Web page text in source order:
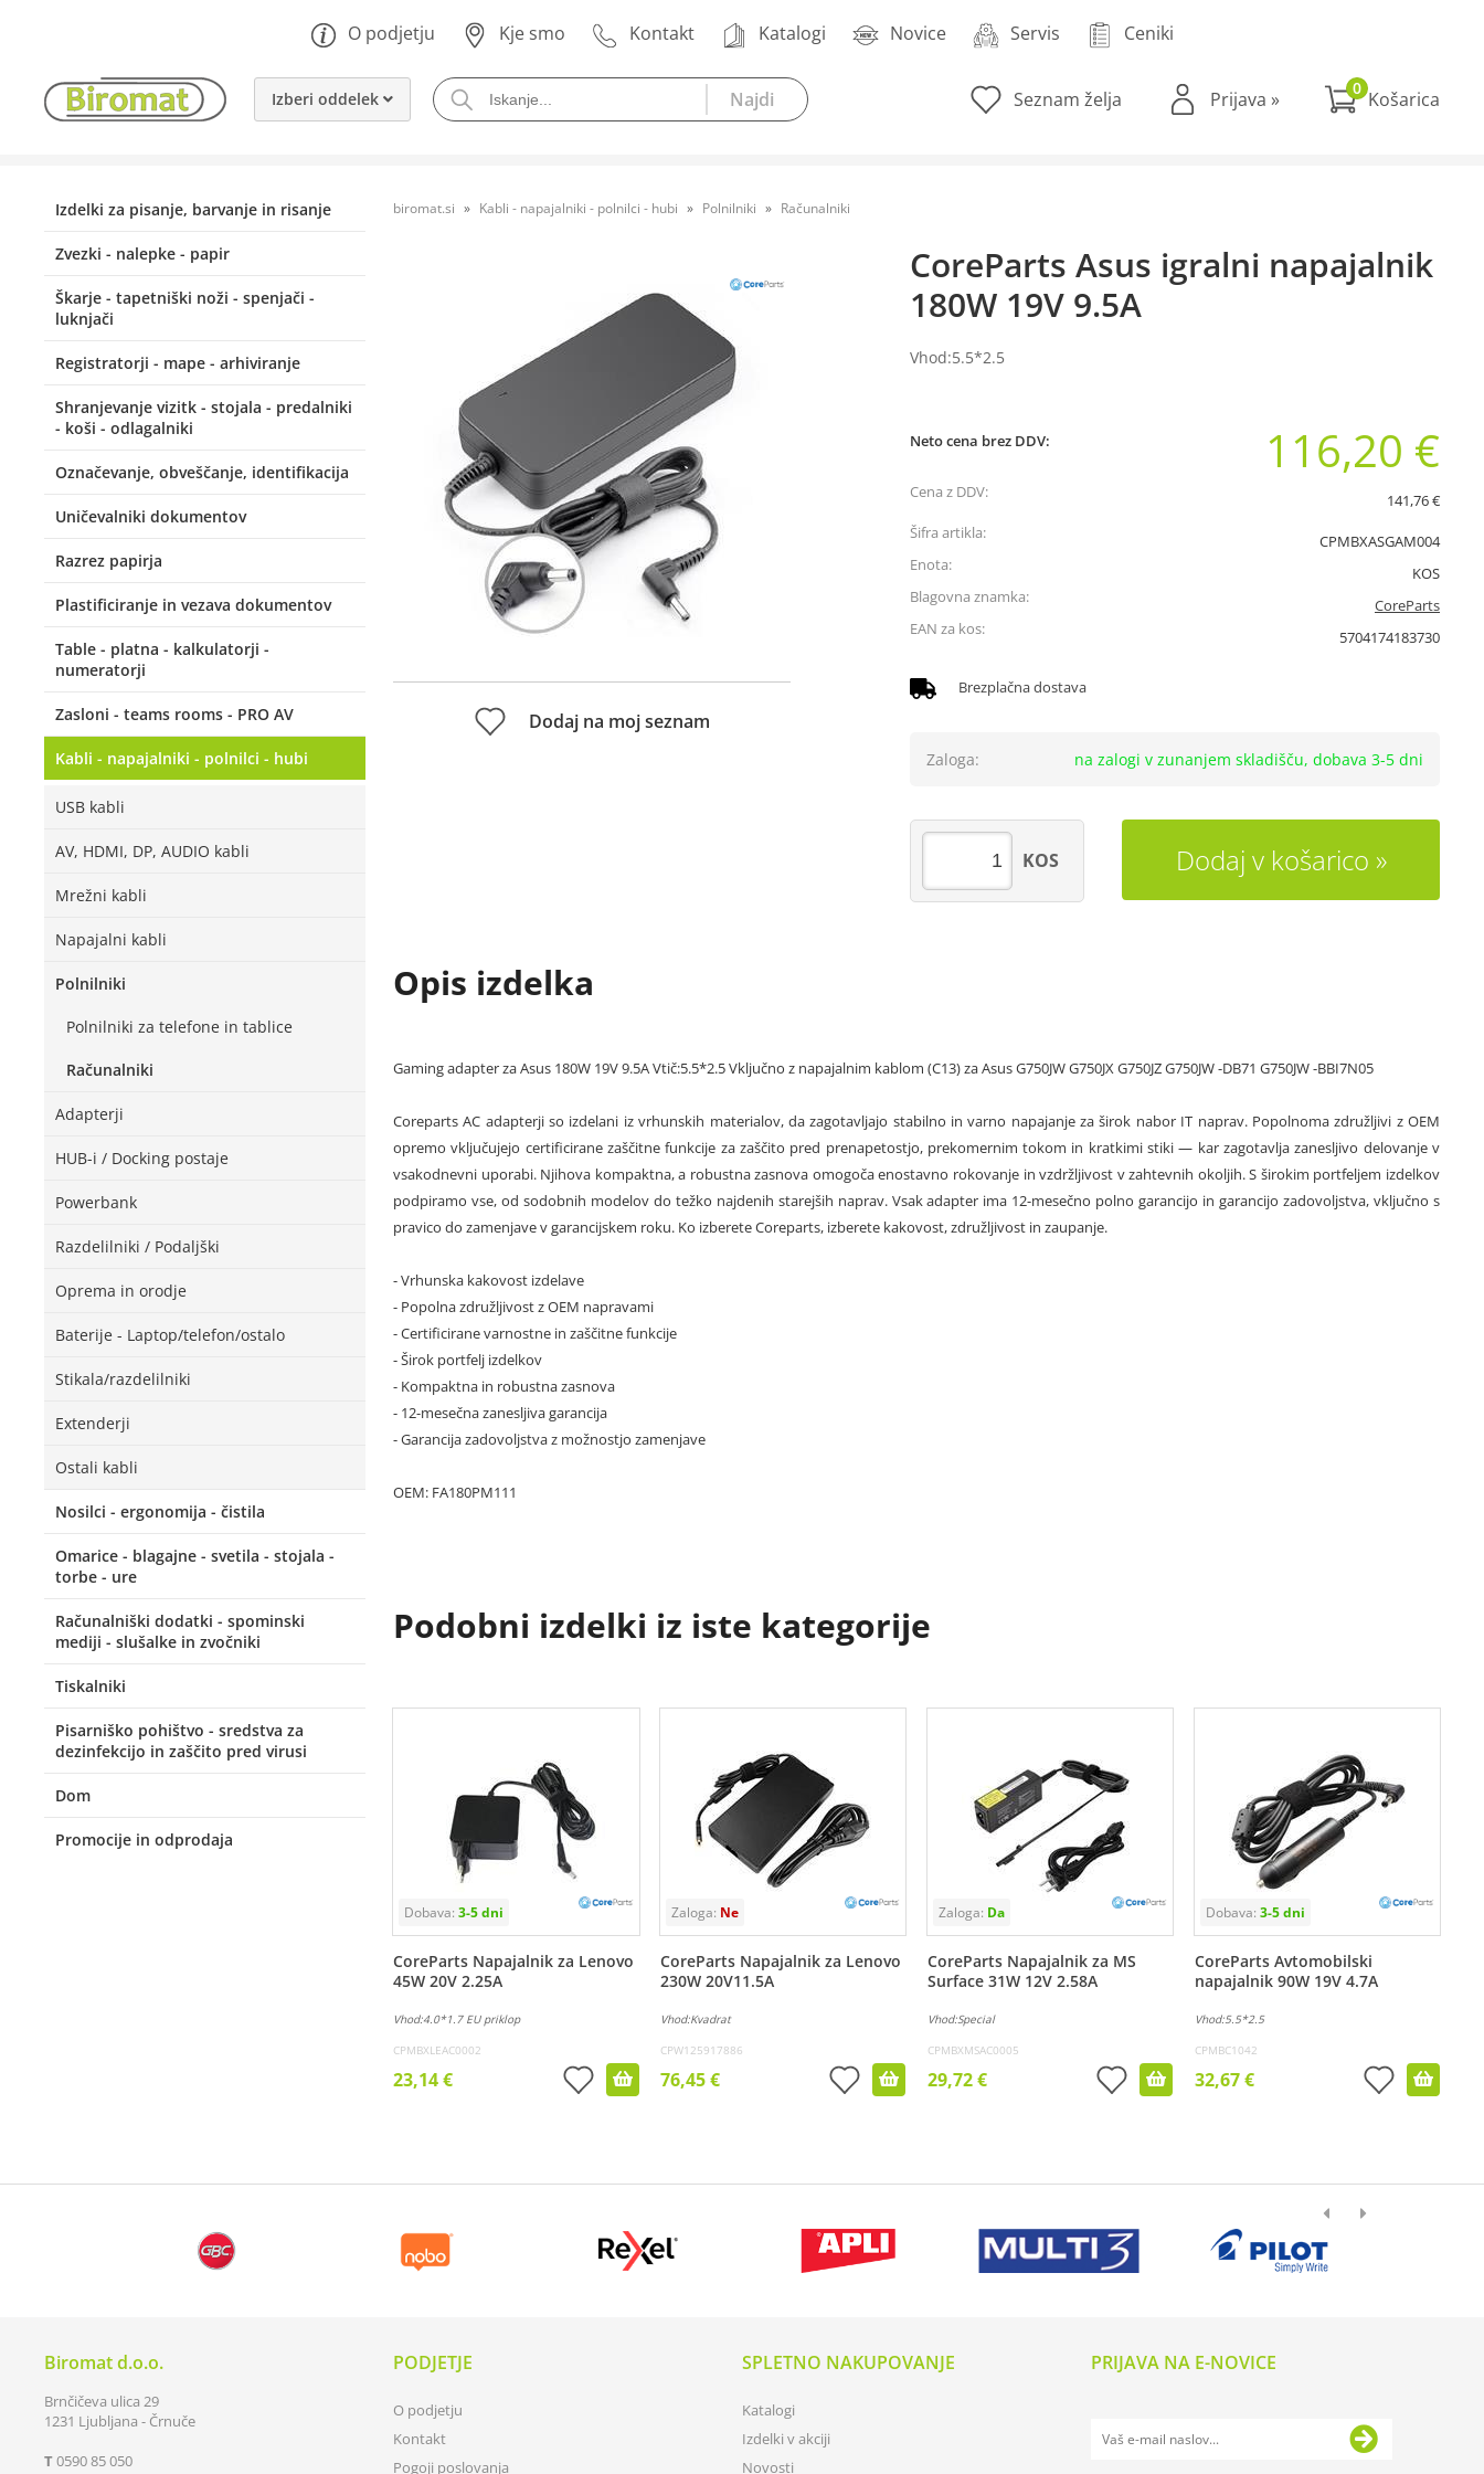
O podjetju Kje smo Kontakt Katalogi Novice Servis Ceniki
Izberi oddelek Seznam želja Prijava » 0
Izdelki za pisanje, barvanje in risanje
Zvezki - nalepke - papir
Škarje - tapetniški noži - spenjači -
luknjači
Registratorji - mape - arhiviranje
Shranjevanje vizitk - stojala - predalniki
- koši - odlagalniki
Označevanje, obveščanje, identifikacija
Uničevalniki dokumentov
Razrez papirja
Plastificiranje in vezava dokumentov
Table - platna - kalkulatorji -
numeratorji
Zasloni - teams rooms - PRO AV
Kabli - napajalniki - polnilci - hubi
USB kabli
AV, HDMI, DP, AUDIO kabli
Mrežni kabli
Napajalni kabli
Polnilniki
Polnilniki za telefone in tablice
Računalniki
Adapterji
HUB-i / Docking postaje
Powerbank
Razdelilniki / Podaljški
Oprema in orodje
Baterije - Laptop/telefon/ostalo
Stikala/razdelilniki
Extenderji
Ostali kabli
Nosilci - ergonomija - čistila
Omarice - blagajne - svetila - stojala -
torbe - ure
Računalniški dodatki - spominski
mediji - slušalke in zvočniki
Tiskalniki
Pisarniško pohištvo - sredstva za
dezinfekcijo in zaščito pred virusi
Dom
Promocije in odprodaja
biromat.si Kabli - napajalniki - polnilci - hubi Polnilniki Računalniki
CoreParts Asus igralni napajalnik
180W 19V 9.5A
Vhod:5.5*2.5
Dodaj na moj seznam
Neto cena brez DDV: 116,20 €
Cena z DDV:
141,76 €
Šifra artikla:
CPMBXASGAM004
Enota:
KOS
Blagovna znamka:
CoreParts
EAN za kos:
5704174183730
Brezplačna dostava
Zaloga: na zalogi v zunanjem skladišču, dobava 3-5 dni
Dodaj v košarico
KOS
Opis izdelka
Gaming adapter za Asus 180W 19V 9.5A Vtič:5.5*2.5 Vključno z napajalnim kablom (C13) za Asus G750JW G750JX G750JZ G750JW -DB71 G750JW -BBI7N05
Coreparts AC adapterji so izdelani iz vrhunskih materialov, da zagotavljajo stabilno in varno napajanje za širok nabor IT naprav. Popolnoma združljivi z OEM
opremo vključujejo certificirane zaščitne funkcije za zaščito pred prenapetostjo, prekomernim tokom in kratkimi stiki — kar zagotavlja zanesljivo delovanje v
vsakodnevni uporabi. Njihova kompaktna, a robustna zasnova omogoča enostavno rokovanje in vzdržljivost v zahtevnih okoljih. S širokim portfeljem izdelkov
podpiramo vse, od sodobnih modelov do težko najdenih starejših naprav. Vsak adapter ima 12-mesečno polno garancijo in garancijo zadovoljstva, vključno s
pravico do zamenjave v garancijskem roku. Ko izberete Coreparts, izberete kakovost, združljivost in zaupanje.
- Vrhunska kakovost izdelave
- Popolna združljivost z OEM napravami
- Certificirane varnostne in zaščitne funkcije
- Širok portfelj izdelkov
- Kompaktna in robustna zasnova
- 12-mesečna zanesljiva garancija
- Garancija zadovoljstva z možnostjo zamenjave
OEM: FA180PM111
Podobni izdelki iz iste kategorije
CoreParts Napajalnik za Lenovo
45W 20V 2.25A
Vhod:4.0*1.7 EU priklop
CPMBXLEAC0002
23,14 €
CoreParts Napajalnik za Lenovo
230W 20V11.5A
Vhod:Kvadrat
CPW125917886
76,45 €
CoreParts Napajalnik za MS
Surface 31W 12V 2.58A
Vhod:Special
CPMBXMSAC0005
29,72 €
CoreParts Avtomobilski
napajalnik 90W 19V 4.7A
Vhod:5.5*2.5
CPMBC1042
32,67 €
Biromat d.o.o.
Brnčičeva ulica 29
1231 Ljubljana - Črnuče
T0590 85 050
PODJETJE
O podjetju
Kontakt
Pogoji poslovanja
SPLETNO NAKUPOVANJE
Katalogi
Izdelki v akciji
Novosti
PRIJAVA NA E-NOVICE